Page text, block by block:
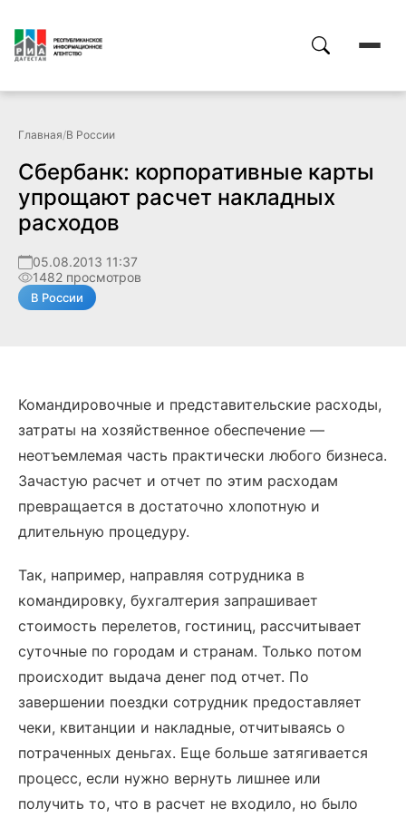
Главная/В России
Сбербанк: корпоративные карты
упрощают расчет накладных
расходов
05.08.2013 11:37
1482 просмотров
В России
Командировочные и представительские расходы,
затраты на хозяйственное обеспечение —
неотъемлемая часть практически любого бизнеса.
Зачастую расчет и отчет по этим расходам
превращается в достаточно хлопотную и
длительную процедуру.
Так, например, направляя сотрудника в
командировку, бухгалтерия запрашивает
стоимость перелетов, гостиниц, рассчитывает
суточные по городам и странам. Только потом
происходит выдача денег под отчет. По
завершении поездки сотрудник предоставляет
чеки, квитанции и накладные, отчитываясь о
потраченных деньгах. Еще больше затягивается
процесс, если нужно вернуть лишнее или
получить то, что в расчет не входило, но было